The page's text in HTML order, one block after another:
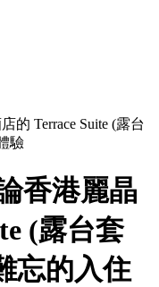
的 Terrace Suite (露台
驗
香港麗晶
(露台套
忘的入住